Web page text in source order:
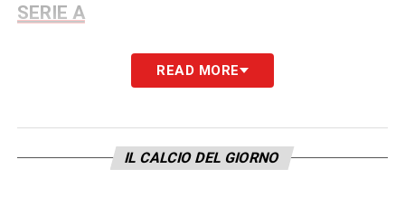
SERIE A
LA PLAYLIST DELLE NOSTRE TOP NEWS
READ MORE
IL CALCIO DEL GIORNO